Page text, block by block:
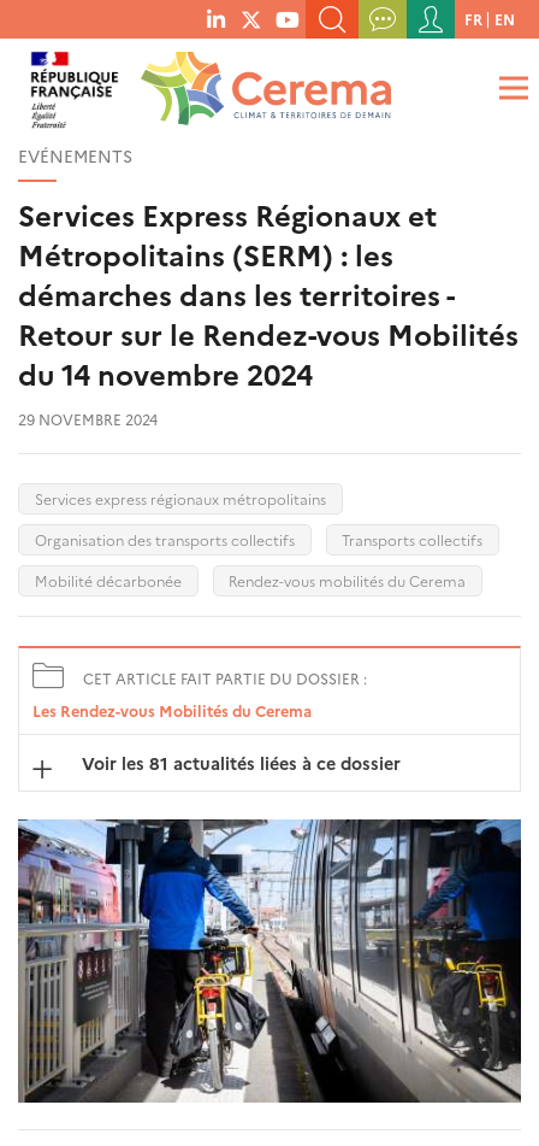
menu
social
links
RECHERCHER UN MOT-CLÉ, UNE PUBLICATION, ETC.
QUE RECHERCHEZ-VOUS ?
Menu
du
compte
de
FR EN
EVÉNEMENTS
Services Express Régionaux et
Métropolitains (SERM) : les
démarches dans les territoires -
Retour sur le Rendez-vous Mobilités
du 14 novembre 2024
29 NOVEMBRE 2024
Services express régionaux métropolitains
Organisation des transports collectifs
Transports collectifs
Mobilité décarbonée
Rendez-vous mobilités du Cerema
CET ARTICLE FAIT PARTIE DU DOSSIER :
Les Rendez-vous Mobilités du Cerema
Voir les 81 actualités liées à ce dossier